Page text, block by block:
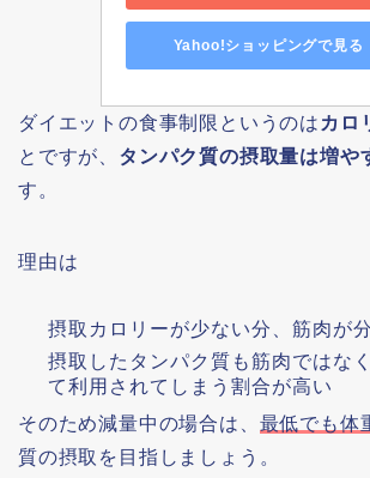
Yahoo!ショッピングで見る
ダイエットの食事制限というのは カロ
とですが、 タンパク質の摂取量は増や
す。
理由は
摂取カロリーが少ない分、筋肉が
摂取したタンパク質も筋肉ではな
て利用されてしまう割合が高い
そのため減量中の場合は、 最低でも体
質の摂取を目指しましょう。